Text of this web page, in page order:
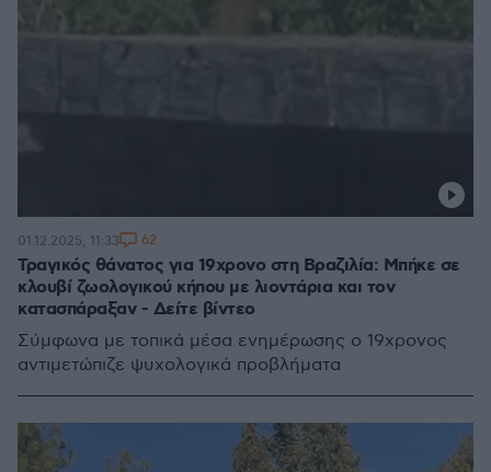
Τραγικός θάνατος για 19χρονο στη Βραζιλία: Μπήκε σε
κλουβί ζωολογικού κήπου με λιοντάρια και τον
κατασπάραξαν - Δείτε βίντεο
Σύμφωνα με τοπικά μέσα ενημέρωσης ο 19χρονος
αντιμετώπιζε ψυχολογικά προβλήματα
01.12.2025, 11:33 62